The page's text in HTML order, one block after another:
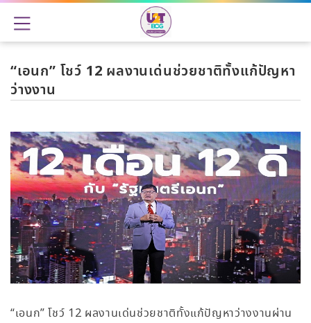
“เอนก” โชว์ 12 ผลงานเด่นช่วยชาติทั้งแก้ปัญหา
ว่างงาน
“เอนก” โชว์ 12 ผลงานเด่นช่วยชาติทั้งแก้ปัญหาว่างงานผ่าน